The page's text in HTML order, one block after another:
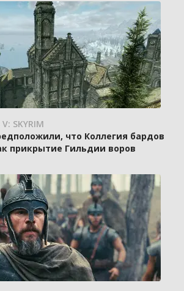
V: SKYRIM
что Коллегия бардов
прикрытие Гильдии воров